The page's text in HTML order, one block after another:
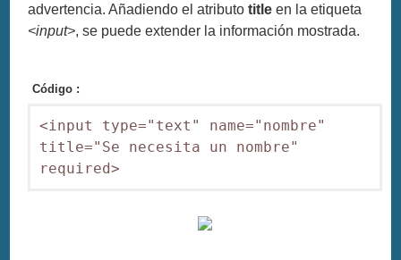
advertencia. Añadiendo el atributo titleen la etiqueta
<input>, se puede extender la información mostrada.
Código :
<input type="text" name="nombre"
title="Se necesita un nombre"
required>